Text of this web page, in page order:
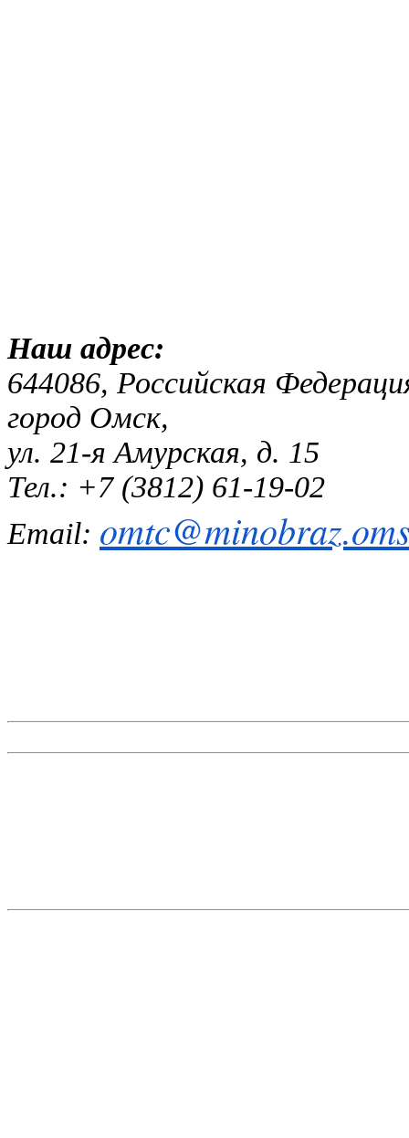
Наш
644086, Российская
город Омск,
ул. 21-я Амурская, д. 15
Тел.: +7 (3812) 61-19-02
Email: